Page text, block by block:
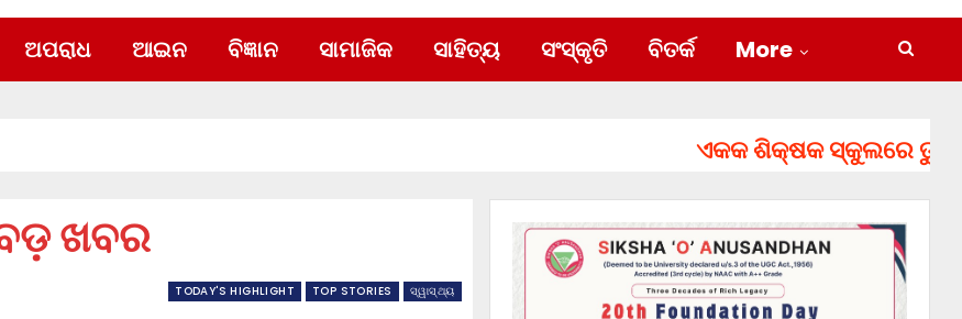
ଅପରାଧ ଆଇନ ବିଜ୍ଞାନ ସାମାଜିକ ସାହିତ୍ୟ ସଂସ୍କୃତି ବିତର୍କ More
ଏକକ ଶିକ୍ଷକ ସ୍କୁଲରେ ତୁରନ୍ତ
ଖବର
TODAY'S HIGHLIGHT TOP STORIES ସ୍ୱାସ୍ଥ୍ୟ